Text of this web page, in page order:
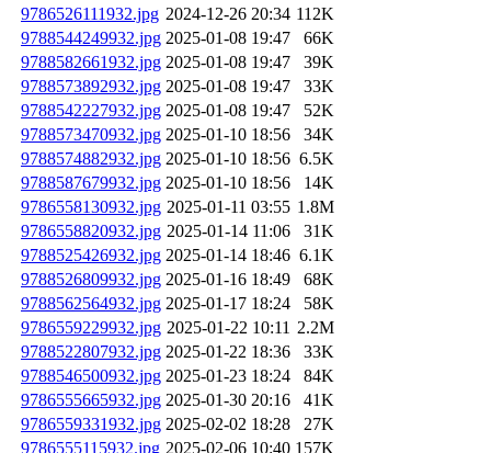
9786526111932.jpg 2024-12-26 20:34 112K
9788544249932.jpg 2025-01-08 19:47
66K
9788582661932.jpg 2025-01-08 19:47
39K
9788573892932.jpg 2025-01-08 19:47
33K
9788542227932.jpg 2025-01-08 19:47
52K
9788573470932.jpg 2025-01-10 18:56
34K
9788574882932.jpg 2025-01-10 18:56 6.5K
9788587679932.jpg 2025-01-10 18:56
14K
9786558130932.jpg 2025-01-11 03:55 1.8M
9786558820932.jpg 2025-01-14 11:06
31K
9788525426932.jpg 2025-01-14 18:46 6.1K
9788526809932.jpg 2025-01-16 18:49
68K
9788562564932.jpg 2025-01-17 18:24
58K
9786559229932.jpg 2025-01-22 10:11 2.2M
9788522807932.jpg 2025-01-22 18:36
33K
9788546500932.jpg 2025-01-23 18:24
84K
9786555665932.jpg 2025-01-30 20:16
41K
9786559331932.jpg 2025-02-02 18:28
27K
9786555115932.jpg 2025-02-06 10:40 157K